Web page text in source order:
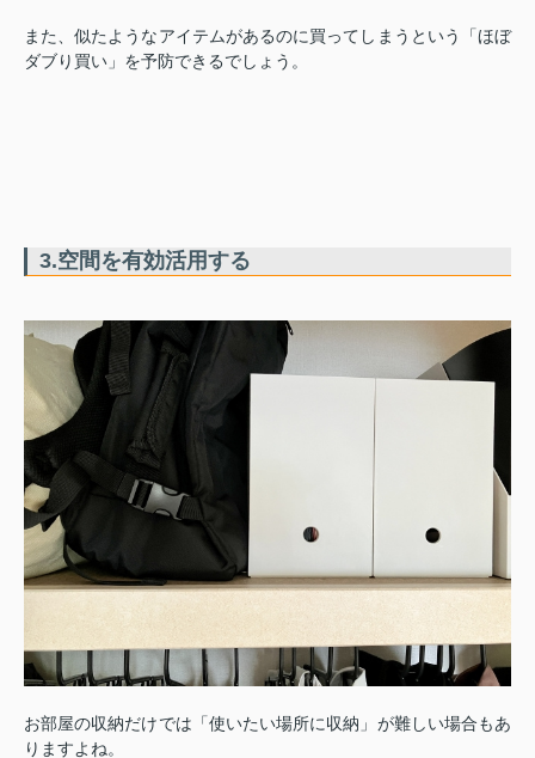
また、似たようなアイテムがあるのに買ってしまうという「ほぼ
ダブり買い」を予防できるでしょう。
3.空間を有効活用する
お部屋の収納だけでは「使いたい場所に収納」が難しい場合もあ
りますよね。